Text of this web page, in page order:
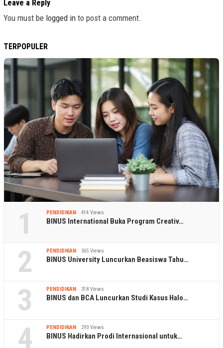
Leave a Reply
You must be logged in to post a comment.
TERPOPULER
1 PENDIDIKAN 414 Views
BINUS International Buka Program Creativ…
2 PENDIDIKAN 365 Views
BINUS University Luncurkan Beasiswa Tahu…
3 PENDIDIKAN 318 Views
BINUS dan BCA Luncurkan Studi Kasus Halo…
4 PENDIDIKAN 293 Views
BINUS Hadirkan Prodi Internasional untuk…